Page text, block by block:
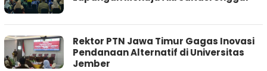
Rektor PTN Jawa Timur Gagas Inovasi
Pendanaan Alternatif di Universitas
Jember